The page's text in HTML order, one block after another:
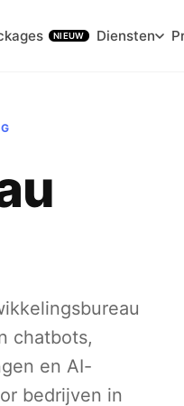
NIEUW Diensten
chatbots,
en AI-
bedrijven in